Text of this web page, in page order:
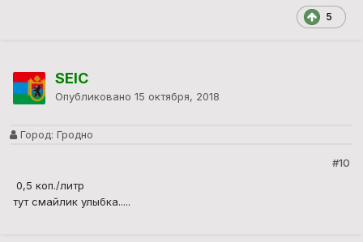
5
SEIC
Опубликовано 15 октября, 2018
Город: Гродно
#10
0,5 коп./литр
тут смайлик улыбка.....